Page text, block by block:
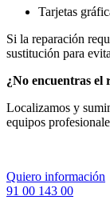
Tarjetas
Si la reparación
sustitución para
¿No encuentras el
Localizamos y
equipos
Quiero información
91 00 143 00